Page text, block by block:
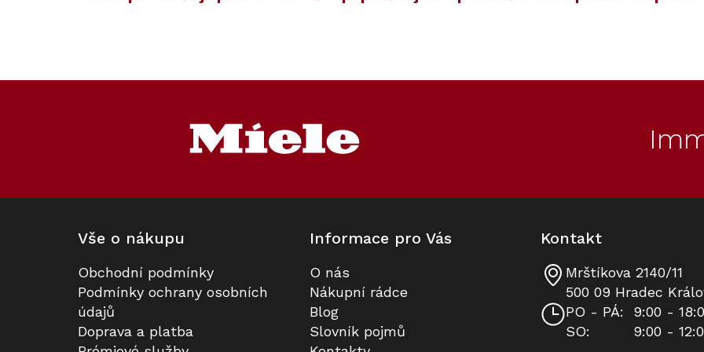
Nástěnný odsávač par Miele DAH
2660 Escala Obsidian černá
Skladem v Miele
Nástěnný odsávač par Miele DAH
4970 Sienna Bronz-patina
Na dotaz
Prodloužená záruka na 5 let
K dispozici
Prodloužená záruka na 10 let
K dispozici
Vše o nákupu
Obchodní podmínky
Podmínky ochrany osobních
údajů
Doprava a platba
Informace pro Vás
O nás
Nákupní rádce
Blog
Slovník pojmů
Kontakt
Mrštíkova 2140/11
500 09 Hradec
PO - PÁ:
9:00 -
SO:
9:00 -